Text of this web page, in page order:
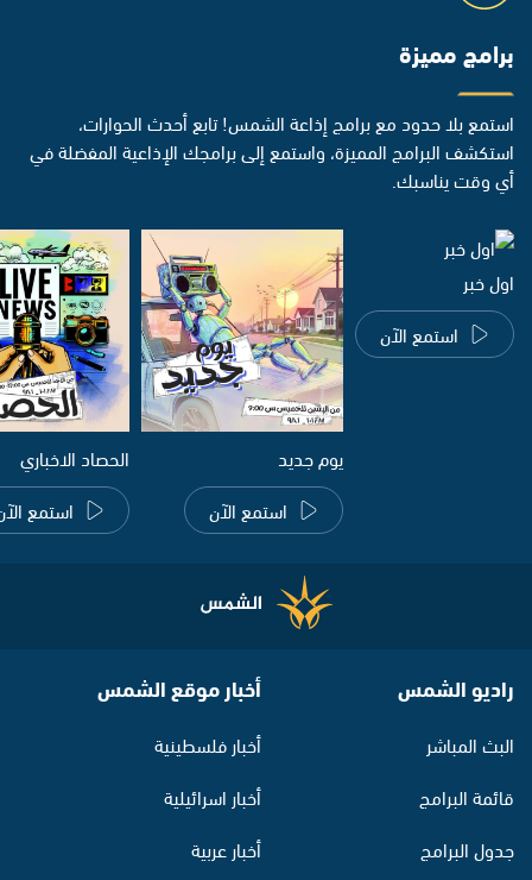
برامج مميزة
استمع بلا حدود مع برامج إذاعة الشمس! تابع أحدث الحوارات،
استكشف البرامج المميزة، واستمع إلى برامجك الإذاعية المفضلة في
أي وقت يناسبك.
اول خبر
استمع الآن
يوم جديد
استمع الآن
الحصاد الاخباري
استمع
راديو الشمس
البث المباشر
قائمة البرامج
جدول البرامج
أخبار موقع الشمس
أخبار فلسطينية
أخبار اسرائيلية
أخبار عربية